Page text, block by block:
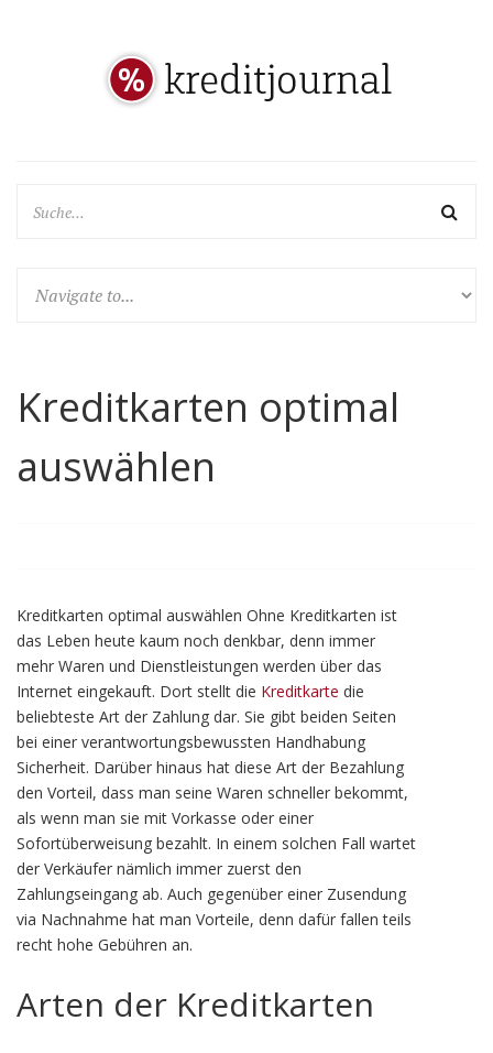
Kreditkarten optimal
auswählen
Kreditkarten optimal auswählen Ohne Kreditkarten ist
das Leben heute kaum noch denkbar, denn immer
mehr Waren und Dienstleistungen werden über das
Internet eingekauft. Dort stellt die Kreditkarte die
beliebteste Art der Zahlung dar. Sie gibt beiden Seiten
bei einer verantwortungsbewussten Handhabung
Sicherheit. Darüber hinaus hat diese Art der Bezahlung
den Vorteil, dass man seine Waren schneller bekommt,
als wenn man sie mit Vorkasse oder einer
Sofortüberweisung bezahlt. In einem solchen Fall wartet
der Verkäufer nämlich immer zuerst den
Zahlungseingang ab. Auch gegenüber einer Zusendung
via Nachnahme hat man Vorteile, denn dafür fallen teils
recht hohe Gebühren an.
Arten der Kreditkarten